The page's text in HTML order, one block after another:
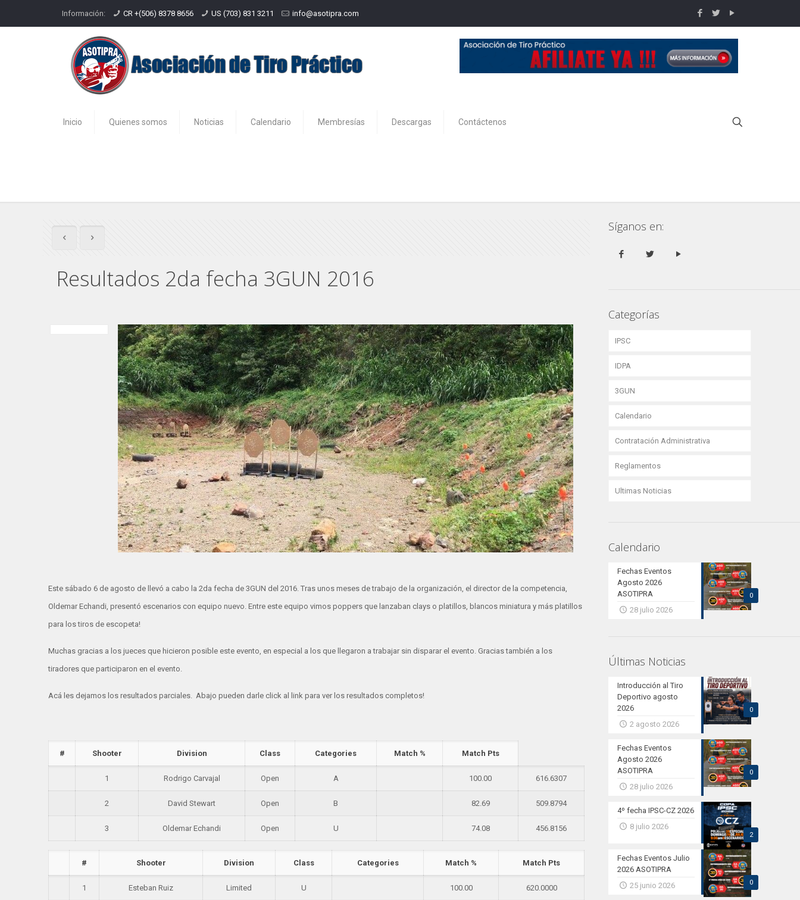
Información: CR +(506) 8378 8656 US (703) 831 3211 info@asotipra.com
Inicio Quienes somos Noticias Calendario Membresías Descargas Contáctenos
Resultados 2da fecha 3GUN 2016
Este sábado 6 de agosto de llevó a cabo la 2da fecha de 3GUN del 2016. Tras unos meses de trabajo de la organización, el director de la competencia,
Oldemar Echandi, presentó escenarios con equipo nuevo. Entre este equipo vimos poppers que lanzaban clays o platillos, blancos miniatura y más platillos
para los tiros de escopeta!
Muchas gracias a los jueces que hicieron posible este evento, en especial a los que llegaron a trabajar sin disparar el evento. Gracias también a los
tiradores que participaron en el evento.
Acá les dejamos los resultados parciales. Abajo pueden darle click al link para ver los resultados completos!
# Shooter Division Class Categories Match % Match Pts
1 Rodrigo Carvajal Open A 100.00 616.6307
2 David Stewart Open B 82.69 509.8794
3 Oldemar Echandi Open U 74.08 456.8156
# Shooter Division Class Categories Match % Match Pts
1 Esteban Ruiz Limited U 100.00 620.0000
Síganos en:
Categorías
IPSC
IDPA
3GUN
Calendario
Contratación Administrativa
Reglamentos
Ultimas Noticias
Calendario
0
Fechas Eventos
Agosto 2026
ASOTIPRA
28 julio 2026
Últimas Noticias
0
Introducción al Tiro
Deportivo agosto
2026
2 agosto 2026
0
Fechas Eventos
Agosto 2026
ASOTIPRA
28 julio 2026
2
4º fecha IPSC-CZ 2026
8 julio 2026
0
Fechas Eventos Julio
2026 ASOTIPRA
25 junio 2026